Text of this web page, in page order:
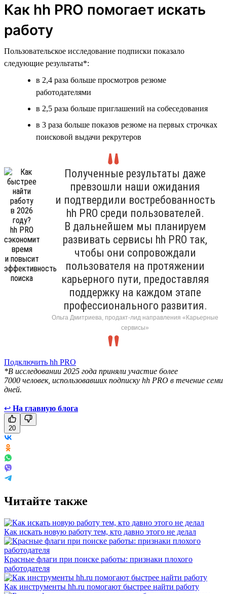
Как hh PRO помогает искать
работу
Пользовательское исследование подписки показало
следующие результаты*:
в 2,4 раза больше просмотров резюме
работодателями
в 2,5 раза больше приглашений на собеседования
в 3 раза больше показов резюме на первых строчках
поисковой выдачи рекрутеров
Полученные результаты даже
превзошли наши ожидания
и подтвердили востребованность
hh PRO среди пользователей.
В дальнейшем мы планируем
развивать сервисы hh PRO так,
чтобы они сопровождали
пользователя на протяжении
карьерного пути, предоставляя
поддержку на каждом этапе
профессионального развития.
Ольга Дмитриева, продакт-лид направления «Карьерные
сервисы»
Подключить hh PRO
*В исследовании 2025 года приняли участие более
7000 человек, использовавших подписку hh PRO в течение семи
дней.
↩ На главную блога
20
Читайте также
Как искать новую работу тем, кто давно этого не делал
Красные флаги при поиске работы: признаки плохого
работодателя
Как инструменты hh.ru помогают быстрее найти работу